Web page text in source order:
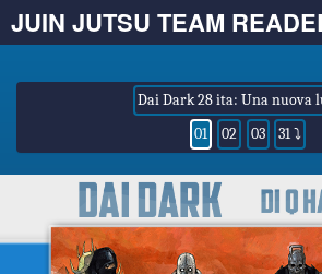
JUIN JUTSU TEAM
Dai Dark 28 ita: Una nuova
01
02 03 31 ⤵